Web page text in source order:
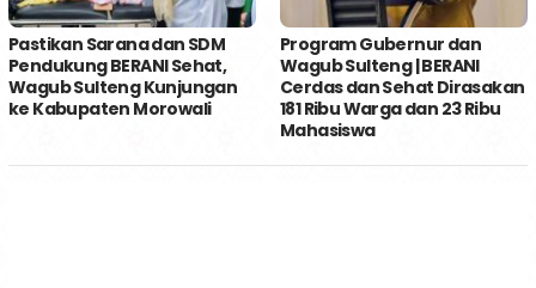
Pastikan Sarana dan SDM
Pendukung BERANI Sehat,
Wagub Sulteng Kunjungan
ke Kabupaten Morowali
Program Gubernur dan
Wagub Sulteng | BERANI
Cerdas dan Sehat Dirasakan
181 Ribu Warga dan 23 Ribu
Mahasiswa